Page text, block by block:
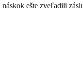
ešte zveľadili